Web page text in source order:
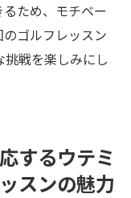
ため、モチベー
ゴルフレッスン
戦を楽しみにし
するウテミ
スンの魅力